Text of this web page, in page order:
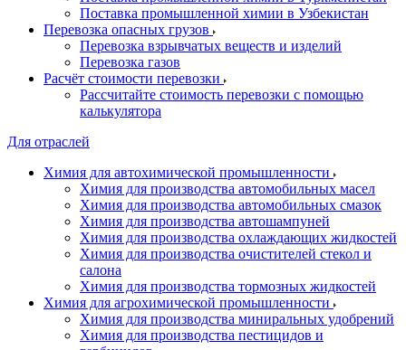
Поставка промышленной химии в Узбекистан
Перевозка опасных грузов
Перевозка взрывчатых веществ и изделий
Перевозка газов
Расчёт стоимости перевозки
Рассчитайте стоимость перевозки с помощью
калькулятора
Для отраслей
Химия для автохимической промышленности
Химия для производства автомобильных масел
Химия для производства автомобильных смазок
Химия для производства автошампуней
Химия для производства охлаждающих жидкостей
Химия для производства очистителей стекол и
салона
Химия для производства тормозных жидкостей
Химия для агрохимической промышленности
Химия для производства миниральных удобрений
Химия для производства пестицидов и